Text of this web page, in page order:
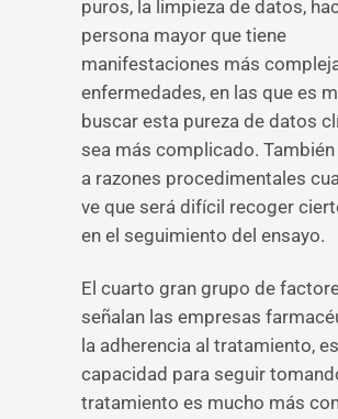
puros, la limpieza de datos,
persona mayor que tiene
manifestaciones más
enfermedades, en las que es
buscar esta pureza de datos
sea más complicado.
a razones procedimentales
ve que será difícil recoger
en el seguimiento del ensayo.
El cuarto gran grupo de
señalan las empresas
la adherencia al tratamiento,
capacidad para seguir
tratamiento es mucho más